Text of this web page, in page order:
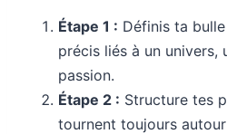
Étape 1 : Définis ta
précis liés à un univers,
passion.
Étape 2 : Structure tes
tournent toujours